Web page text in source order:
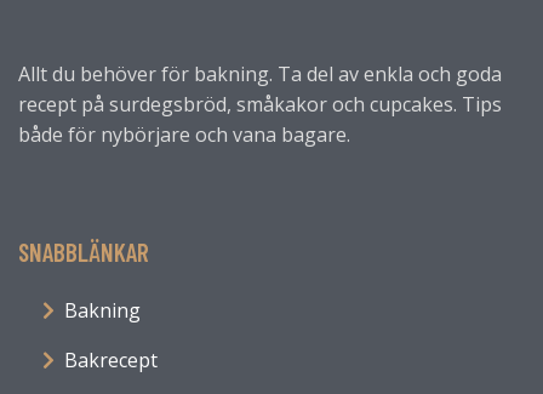
Allt du behöver för bakning. Ta del av enkla och goda
recept på surdegsbröd, småkakor och cupcakes. Tips
både för nybörjare och vana bagare.
SNABBLÄNKAR
Bakning
Bakrecept